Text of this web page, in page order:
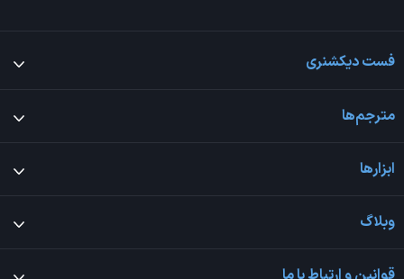
فست دیکشنری
مترجم‌ها
ابزارها
وبلاگ